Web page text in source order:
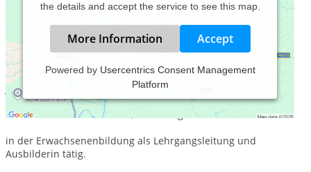
the details and accept the service to see this map.
More Information Accept
Powered by Usercentrics Consent Management
Platform
Jahrgang 1958,
seit 1995 Dozentin für BWL, Rechnungswesen und EDV
in der Erwachsenenbildung als Lehrgangsleitung und
Ausbilderin tätig.